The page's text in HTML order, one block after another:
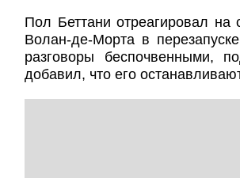
Пол Беттани отреагировал
Волан-де-Морта в
разговоры беспочвенными,
добавил, что его